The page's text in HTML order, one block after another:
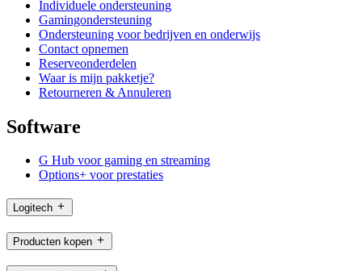
Individuele ondersteuning
Gamingondersteuning
Ondersteuning voor bedrijven en onderwijs
Contact opnemen
Reserveonderdelen
Waar is mijn pakketje?
Retourneren & Annuleren
Software
G Hub voor gaming en streaming
Options+ voor prestaties
Logitech
Producten kopen